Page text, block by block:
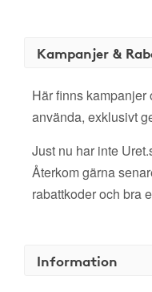
Kampanjer &
Här finns kampanjer
använda, exklusivt
Just nu har inte
Återkom gärna
rabattkoder och bra
Information